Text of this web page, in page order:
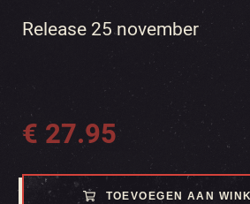
Release 25 november
€ 27.95
TOEVOEGEN AAN